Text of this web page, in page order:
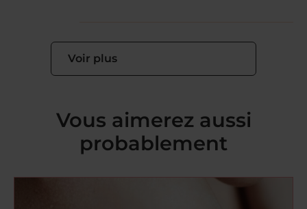
Voir plus
Vous aimerez aussi
probablement